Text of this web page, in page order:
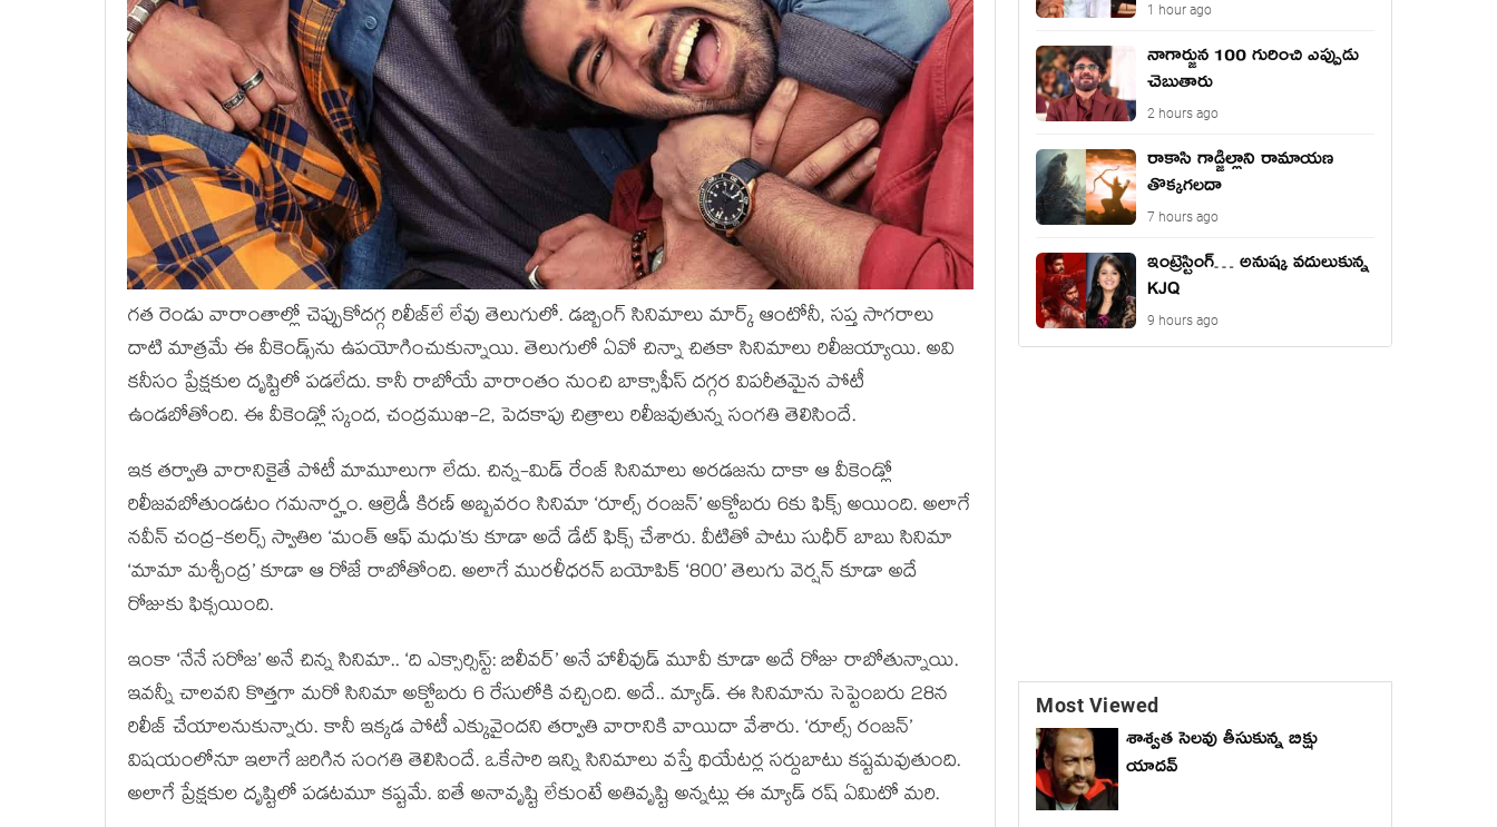
గత రెండు వారాంతాల్లో చెప్పుకోదగ్గ రిలీజ్‌లే లేవు తెలుగులో. డబ్బింగ్ సినిమాలు మార్క్ ఆంటోనీ, సప్త సాగరాలు
దాటి మాత్రమే ఈ వీకెండ్స్‌ను ఉపయోగించుకున్నాయి. తెలుగులో ఏవో చిన్నా చితకా సినిమాలు రిలీజయ్యాయి. అవి
కనీసం ప్రేక్షకుల దృష్టిలో పడలేదు. కానీ రాబోయే వారాంతం నుంచి బాక్సాఫీస్ దగ్గర విపరీతమైన పోటీ
ఉండబోతోంది. ఈ వీకెండ్లో స్కంద, చంద్రముఖి-2, పెదకాపు చిత్రాలు రిలీజవుతున్న సంగతి తెలిసిందే.
ఇక తర్వాతి వారానికైతే పోటీ మామూలుగా లేదు. చిన్న-మిడ్ రేంజ్ సినిమాలు అరడజను దాకా ఆ వీకెండ్లో
రిలీజవబోతుండటం గమనార్హం. ఆల్రెడీ కిరణ్ అబ్బవరం సినిమా ‘రూల్స్ రంజన్’ అక్టోబరు 6కు ఫిక్స్ అయింది. అలాగే
నవీన్ చంద్ర-కలర్స్ స్వాతిల ‘మంత్ ఆఫ్ మధు’కు కూడా అదే డేట్ ఫిక్స్ చేశారు. వీటితో పాటు సుధీర్ బాబు సినిమా
‘మామా మశ్చీంద్ర’ కూడా ఆ రోజే రాబోతోంది. అలాగే మురళీధరన్ బయోపిక్ ‘800’ తెలుగు వెర్షన్ కూడా అదే
రోజుకు ఫిక్సయింది.
ఇంకా ‘నేనే సరోజ’ అనే చిన్న సినిమా.. ‘ది ఎక్సార్సిస్ట్: బిలీవర్’ అనే హాలీవుడ్ మూవీ కూడా అదే రోజు రాబోతున్నాయి.
ఇవన్నీ చాలవని కొత్తగా మరో సినిమా అక్టోబరు 6 రేసులోకి వచ్చింది. అదే.. మ్యాడ్. ఈ సినిమాను సెప్టెంబరు 28న
రిలీజ్ చేయాలనుకున్నారు. కానీ ఇక్కడ పోటీ ఎక్కువైందని తర్వాతి వారానికి వాయిదా వేశారు. ‘రూల్స్ రంజన్’
విషయంలోనూ ఇలాగే జరిగిన సంగతి తెలిసిందే. ఒకేసారి ఇన్ని సినిమాలు వస్తే థియేటర్ల సర్దుబాటు కష్టమవుతుంది.
అలాగే ప్రేక్షకుల దృష్టిలో పడటమూ కష్టమే. ఐతే అనావృష్టి లేకుంటే అతివృష్టి అన్నట్లు ఈ మ్యాడ్ రష్ ఏమిటో మరి.
1 hour ago
నాగార్జున 100 గురించి ఎప్పుడు
చెబుతారు
2 hours ago
రాకాసి గాడ్జిల్లాని రామాయణ
తొక్కగలదా
7 hours ago
ఇంట్రెస్టింగ్… అనుష్క వదులుకున్న
KJQ
9 hours ago
Most Viewed
శాశ్వత సెలవు తీసుకున్న బిక్షు
యాదవ్